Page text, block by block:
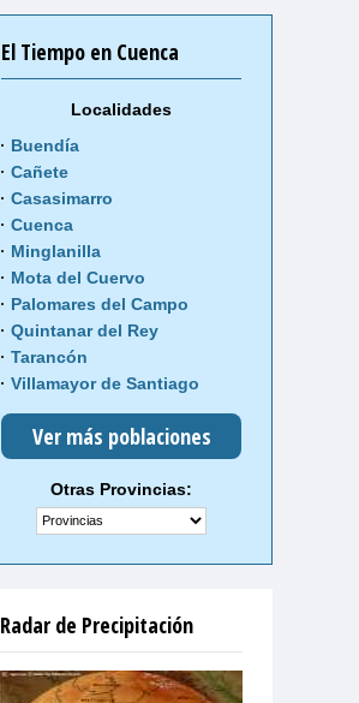
El Tiempo en Cuenca
Localidades
Buendía
Cañete
Casasimarro
Cuenca
Minglanilla
Mota del Cuervo
Palomares del Campo
Quintanar del Rey
Tarancón
Villamayor de Santiago
Ver más poblaciones
Otras Provincias:
Radar de Precipitación